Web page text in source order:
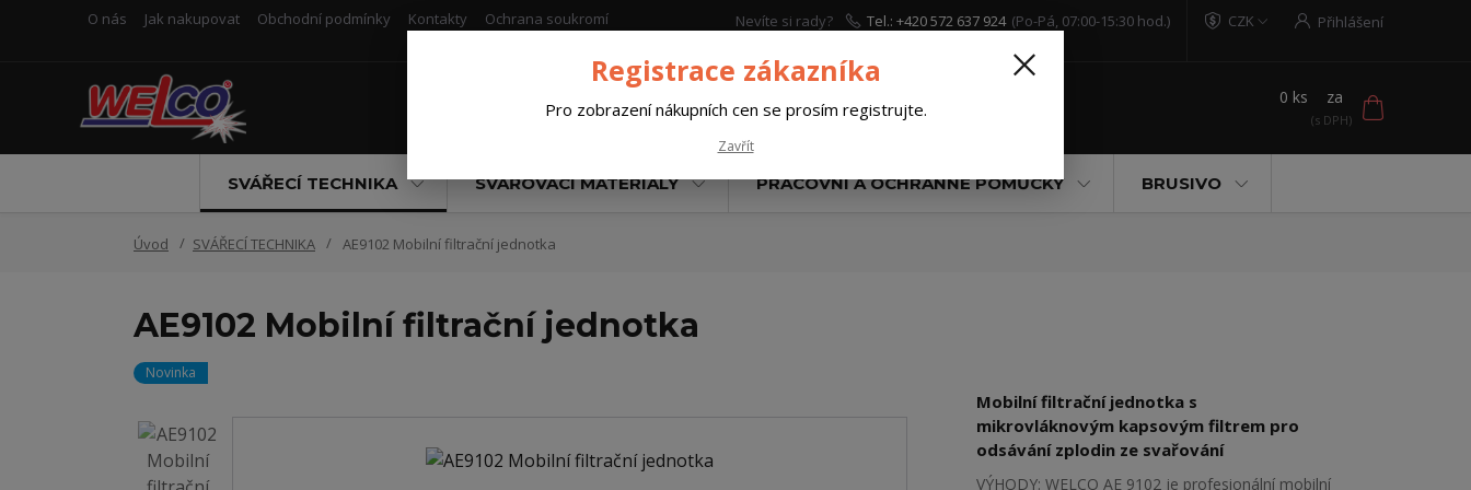
O nás Jak nakupovat Obchodní podmínky Kontakty Ochrana soukromí CZK Přihlášení
Nevíte si rady?
Tel.: +420 572 637 924 (Po-Pá, 07:00-15:30 hod.)
0 ks za
SVÁŘECÍ TECHNIKA SVAŘOVACÍ MATERIÁLY PRACOVNÍ A OCHRANNÉ POMŮCKY BRUSIVO
Úvod SVÁŘECÍ TECHNIKA AE9102 Mobilní filtrační jednotka
AE9102 Mobilní filtrační jednotka
Novinka
Mobilní filtrační jednotka s
mikrovláknovým kapsovým filtrem pro
odsávání zplodin ze svařování
VÝHODY: WELCO AE 9102 je profesionální mobilní
Registrace zákazníka
Pro zobrazení nákupních cen se prosím registrujte.
Zavřít